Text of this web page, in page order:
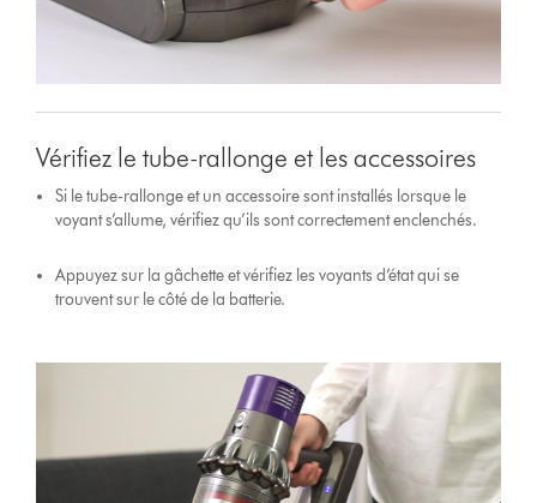
Vérifiez le tube-rallonge et les accessoires
Si le tube-rallonge et un accessoire sont installés lorsque le
voyant s’allume, vérifiez qu’ils sont correctement enclenchés.
Appuyez sur la gâchette et vérifiez les voyants d’état qui se
trouvent sur le côté de la batterie.